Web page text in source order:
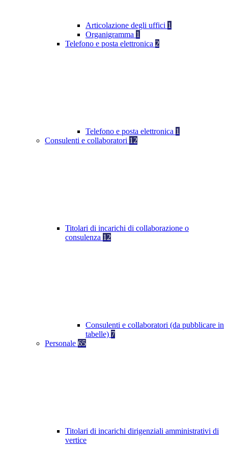
Articolazione degli uffici 1
Organigramma 1
Telefono e posta elettronica 2
Telefono e posta elettronica 1
Consulenti e collaboratori 12
Titolari di incarichi di collaborazione o
consulenza 12
Consulenti e collaboratori (da pubblicare in
tabelle) 7
Personale 65
Titolari di incarichi dirigenziali amministrativi di
vertice